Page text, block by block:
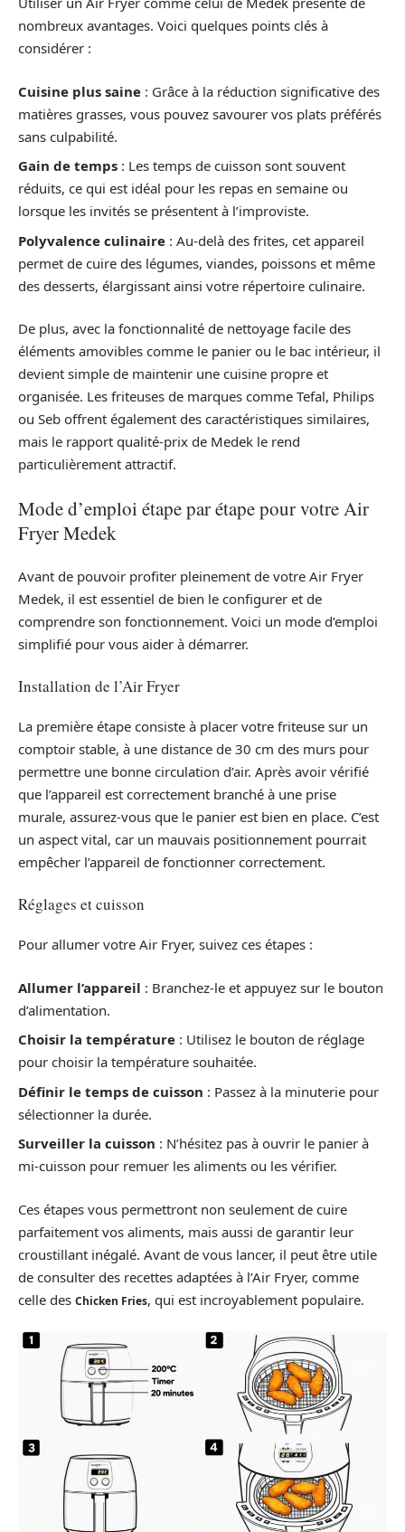
nombreux avantages. Voici quelques points clés à
considérer :
Cuisine plus saine : Grâce à la réduction significative des
matières grasses, vous pouvez savourer vos plats préférés
sans culpabilité.
Gain de temps : Les temps de cuisson sont souvent
réduits, ce qui est idéal pour les repas en semaine ou
lorsque les invités se présentent à l’improviste.
Polyvalence culinaire : Au-delà des frites, cet appareil
permet de cuire des légumes, viandes, poissons et même
des desserts, élargissant ainsi votre répertoire culinaire.
De plus, avec la fonctionnalité de nettoyage facile des
éléments amovibles comme le panier ou le bac intérieur, il
devient simple de maintenir une cuisine propre et
organisée. Les friteuses de marques comme Tefal, Philips
ou Seb offrent également des caractéristiques similaires,
mais le rapport qualité-prix de Medek le rend
particulièrement attractif.
Mode d’emploi étape par étape pour votre Air
Fryer Medek
Avant de pouvoir profiter pleinement de votre Air Fryer
Medek, il est essentiel de bien le configurer et de
comprendre son fonctionnement. Voici un mode d’emploi
simplifié pour vous aider à démarrer.
Installation de l’Air Fryer
La première étape consiste à placer votre friteuse sur un
comptoir stable, à une distance de 30 cm des murs pour
permettre une bonne circulation d’air. Après avoir vérifié
que l’appareil est correctement branché à une prise
murale, assurez-vous que le panier est bien en place. C’est
un aspect vital, car un mauvais positionnement pourrait
empêcher l’appareil de fonctionner correctement.
Réglages et cuisson
Pour allumer votre Air Fryer, suivez ces étapes :
Allumer l’appareil : Branchez-le et appuyez sur le bouton
d’alimentation.
Choisir la température : Utilisez le bouton de réglage
pour choisir la température souhaitée.
Définir le temps de cuisson : Passez à la minuterie pour
sélectionner la durée.
Surveiller la cuisson : N’hésitez pas à ouvrir le panier à
mi-cuisson pour remuer les aliments ou les vérifier.
Ces étapes vous permettront non seulement de cuire
parfaitement vos aliments, mais aussi de garantir leur
croustillant inégalé. Avant de vous lancer, il peut être utile
de consulter des recettes adaptées à l’Air Fryer, comme
celle des Chicken Fries, qui est incroyablement populaire.